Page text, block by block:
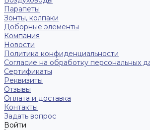
Парапеты
Зонты, колпаки
Доборные элементы
Компания
Новости
Политика конфиденциальности
Согласие на обработку персональных
Сертификаты
Реквизиты
Отзывы
Оплата и доставка
Контакты
Задать вопрос
Войти